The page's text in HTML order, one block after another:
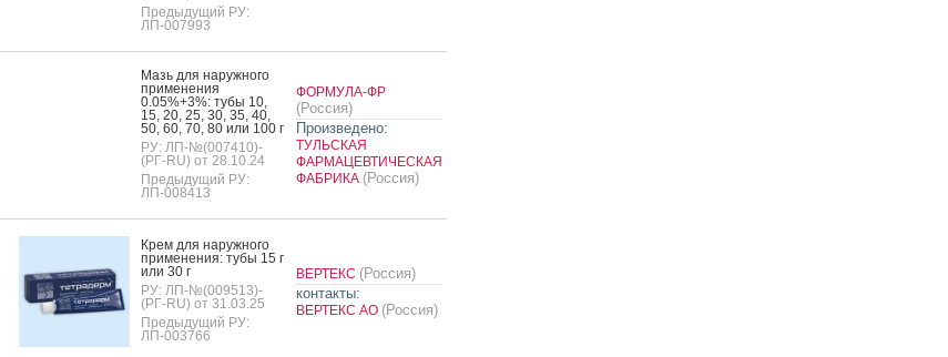
Предыдущий РУ:
ЛП-007993
Мазь для на­руж­но­го
при­мене­ния
0.05%+3%: ту­бы 10,
15, 20, 25, 30, 35, 40,
50, 60, 70, 80 или 100 г
РУ: ЛП-№(007410)-
(РГ-RU) от 28.10.24
Предыдущий РУ:
ЛП-008413
ФОРМУЛА-ФР
(Россия)
Произведено:
ТУЛЬСКАЯ
ФАРМАЦЕВТИЧЕСКАЯ
ФАБРИКА (Россия)
Крем для на­руж­но­го
при­мене­ния: ту­бы 15 г
или 30 г
РУ: ЛП-№(009513)-
(РГ-RU) от 31.03.25
Предыдущий РУ:
ЛП-003766
ВЕРТЕКС (Россия)
контакты:
ВЕРТЕКС АО (Россия)